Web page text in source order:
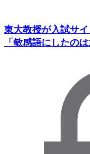
東大教授が入試サ
「敏感語にしたのは